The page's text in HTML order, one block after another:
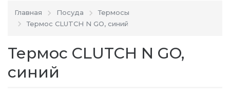
Главная Посуда
Термосы
Термос CLUTCH N GO, синий
Термос CLUTCH N GO,
синий